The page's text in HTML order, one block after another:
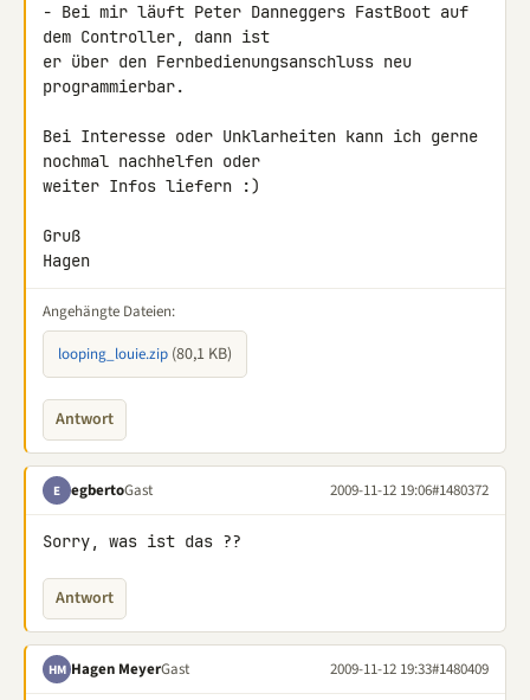
- Bei mir läuft Peter Danneggers FastBoot auf
dem Controller, dann ist
er über den Fernbedienungsanschluss neu
programmierbar.
Bei Interesse oder Unklarheiten kann ich gerne
nochmal nachhelfen oder
weiter Infos liefern :)
Gruß
Hagen
Angehängte Dateien:
looping_louie.zip (80,1 KB)
Antwort
E egbertoGast 2009-11-12 19:06#1480372
Sorry, was ist das ??
Antwort
HM Hagen MeyerGast 2009-11-12 19:33#1480409